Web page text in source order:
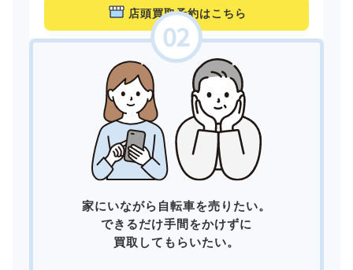
店頭買取予約はこちら
家にいながら自転車を売りたい。
できるだけ手間をかけずに
買取してもらいたい。